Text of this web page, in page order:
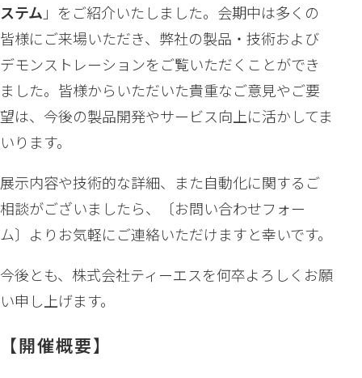
10
11 12 13 14 15
16
17
18 19 20 21 22
23
24
25 26 27 28 29
30
31
« 7月
最近の投稿
ロボットテクノロジージャパン2026展示会動画
アルミインゴットを高速加熱」を取扱製品に掲載し
ステム 」をご紹介いたしました。会期中は多くの
皆様にご来場いただき、弊社の製品・技術および
デモンストレーションをご覧いただくことができ
ました。皆様からいただいた貴重なご意見やご要
望は、今後の製品開発やサービス向上に活かしてま
いります。
展示内容や技術的な詳細、また自動化に関するご
相談がございましたら、〔お問い合わせフォー
ム〕よりお気軽にご連絡いただけますと幸いです。
今後とも、株式会社ティーエスを何卒よろしくお願
い申し上げます。
【開催概要】